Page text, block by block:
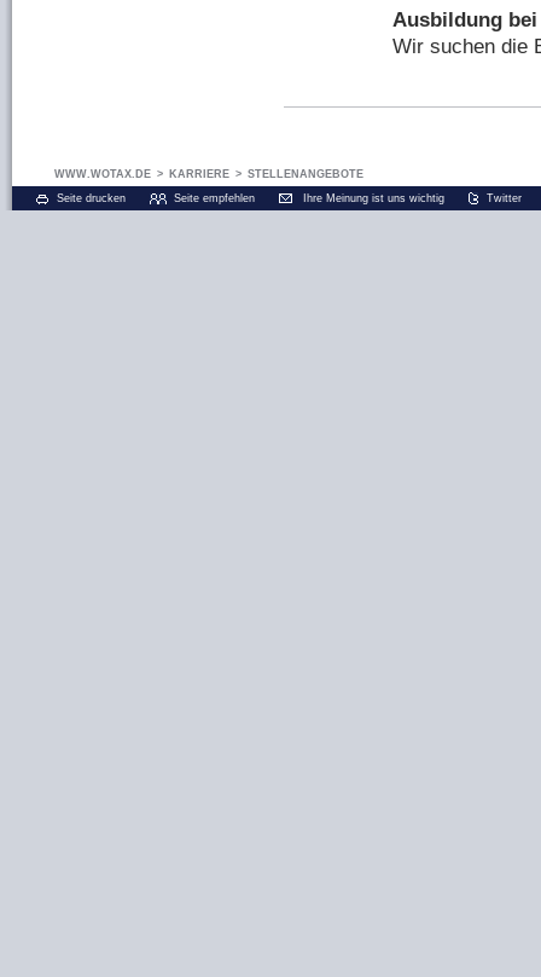
Ausbildung
Wir suchen die
WWW.WOTAX.DE > KARRIERE > STELLENANGEBOTE
Seite drucken
Seite empfehlen Ihre Meinung ist uns wichtig Twitter